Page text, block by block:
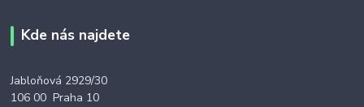
Kde nás najdete
Jabloňová 2929/30
106 00 Praha 10